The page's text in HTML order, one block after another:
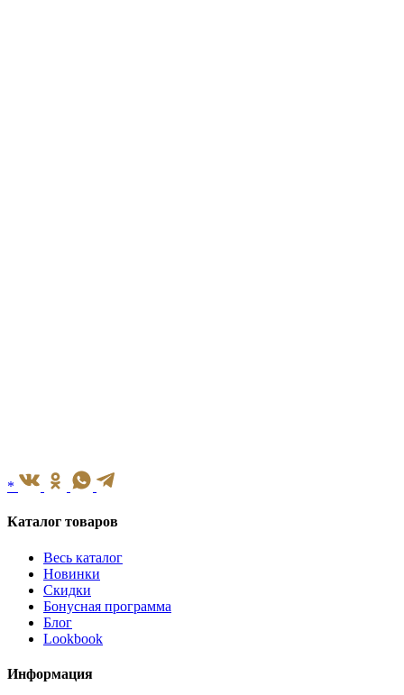
*
Каталог товаров
Весь каталог
Новинки
Скидки
Бонусная программа
Блог
Lookbook
Информация